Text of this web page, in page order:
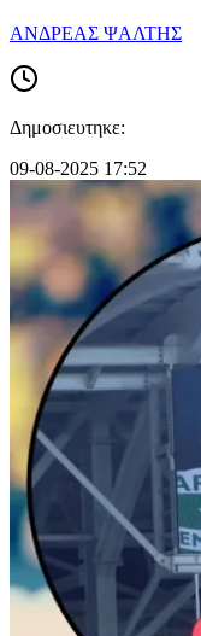
ΑΝΔΡΕΑΣ ΨΑΛΤΗΣ
Δημοσιευτηκε:
09-08-2025 17:52